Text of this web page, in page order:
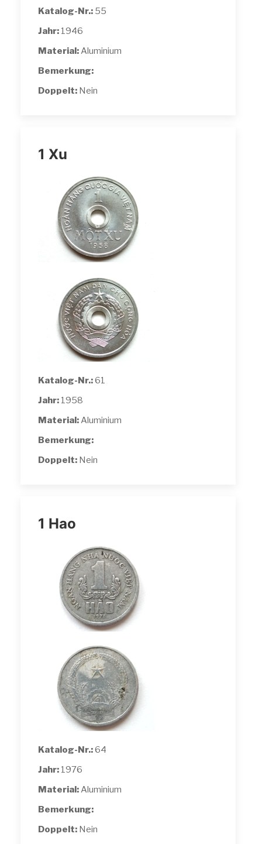
Katalog-Nr.: 55
Jahr: 1946
Material:Aluminium
Bemerkung:
Doppelt: Nein
1 Xu
Katalog-Nr.:61
Jahr: 1958
Material:Aluminium
Bemerkung:
Doppelt: Nein
1 Hao
Katalog-Nr.:64
Jahr: 1976
Material:Aluminium
Bemerkung:
Doppelt: Nein